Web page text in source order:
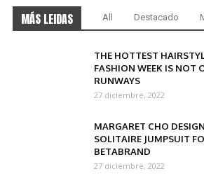
MÁS LEIDAS All Destacado
THE HOTTEST
FASHION WEEK IS NOT
RUNWAYS
27 diciembre, 2022
MARGARET CHO
SOLITAIRE JUMPSUIT
BETABRAND
27 diciembre, 2022